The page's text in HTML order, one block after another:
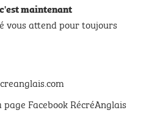
maintenant
vous attend pour toujours
Facebook RécréAnglais